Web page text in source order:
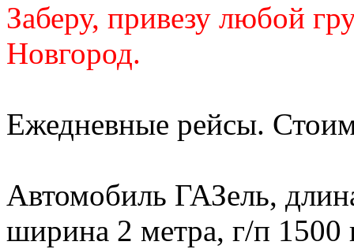
Заберу, привезу любой
Новгород.
Ежедневные рейсы.
Автомобиль ГАЗель,
ширина 2 метра, г/п 1500